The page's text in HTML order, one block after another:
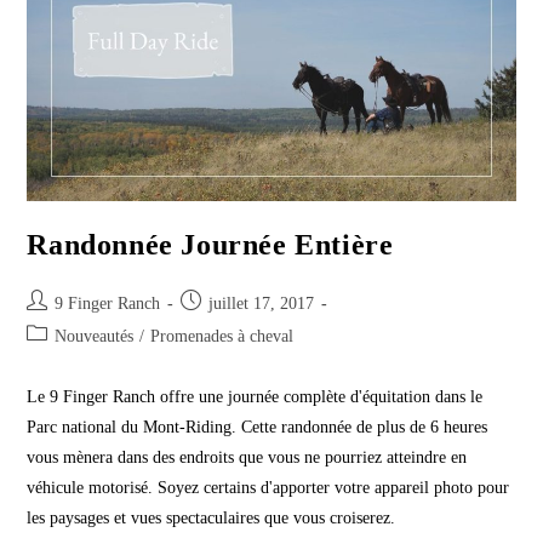
Randonnée Journée Entière
Post
author:
9 Finger Ranch
Post
published:
juillet 17, 2017
PostNouveautés / Promenades à cheval
Le 9 Finger Ranch offre une journée complète d'équitation dans le
Parc national du Mont-Riding. Cette randonnée de plus de 6 heures
vous mènera dans des endroits que vous ne pourriez atteindre en
véhicule motorisé. Soyez certains d'apporter votre appareil photo pour
les paysages et vues spectaculaires que vous croiserez.